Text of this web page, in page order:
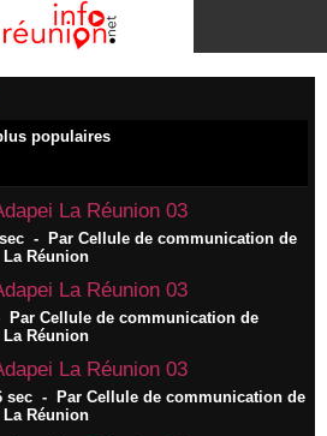
populaires
La Réunion 03
-
Par Cellule de communication de
La Réunion
La Réunion 03
Par Cellule de communication de
La Réunion
La Réunion 03
sec-
Par Cellule de communication de
La Réunion